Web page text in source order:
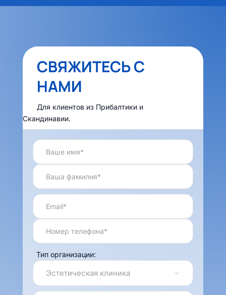
СВЯЖИТЕСЬ С
НАМИ
Для клиентов из Прибалтики и
Скандинавии.
Тип организации: